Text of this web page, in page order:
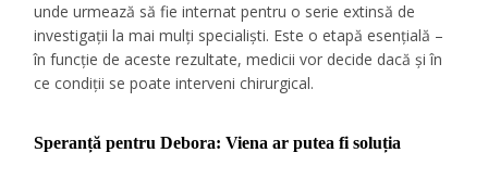
unde urmează să fie internat pentru o serie extinsă de
investigații la mai mulți specialiști. Este o etapă esențială –
în funcție de aceste rezultate, medicii vor decide dacă și în
ce condiții se poate interveni chirurgical.
Speranță pentru Debora: Viena ar putea fi soluția